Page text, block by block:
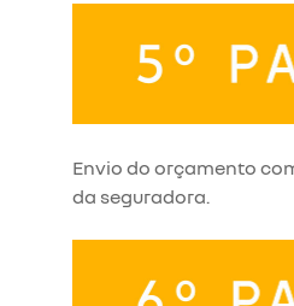
Envio do orçamento
da seguradora.